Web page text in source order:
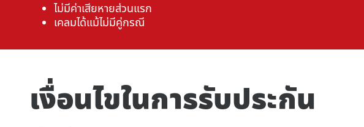
ไม่มีค่าเสียหายส่วนแรก
เคลมได้แม้ไม่มีคู่กรณี
เงื่อนไขในการรับประกัน